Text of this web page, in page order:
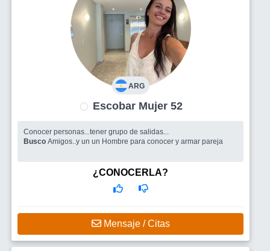
ARG
Escobar Mujer 52
Conocer personas...tener grupo de salidas...
Busco Amigos..y un un Hombre para conocer y armar pareja
¿CONOCERLA?
Mensaje / Citas